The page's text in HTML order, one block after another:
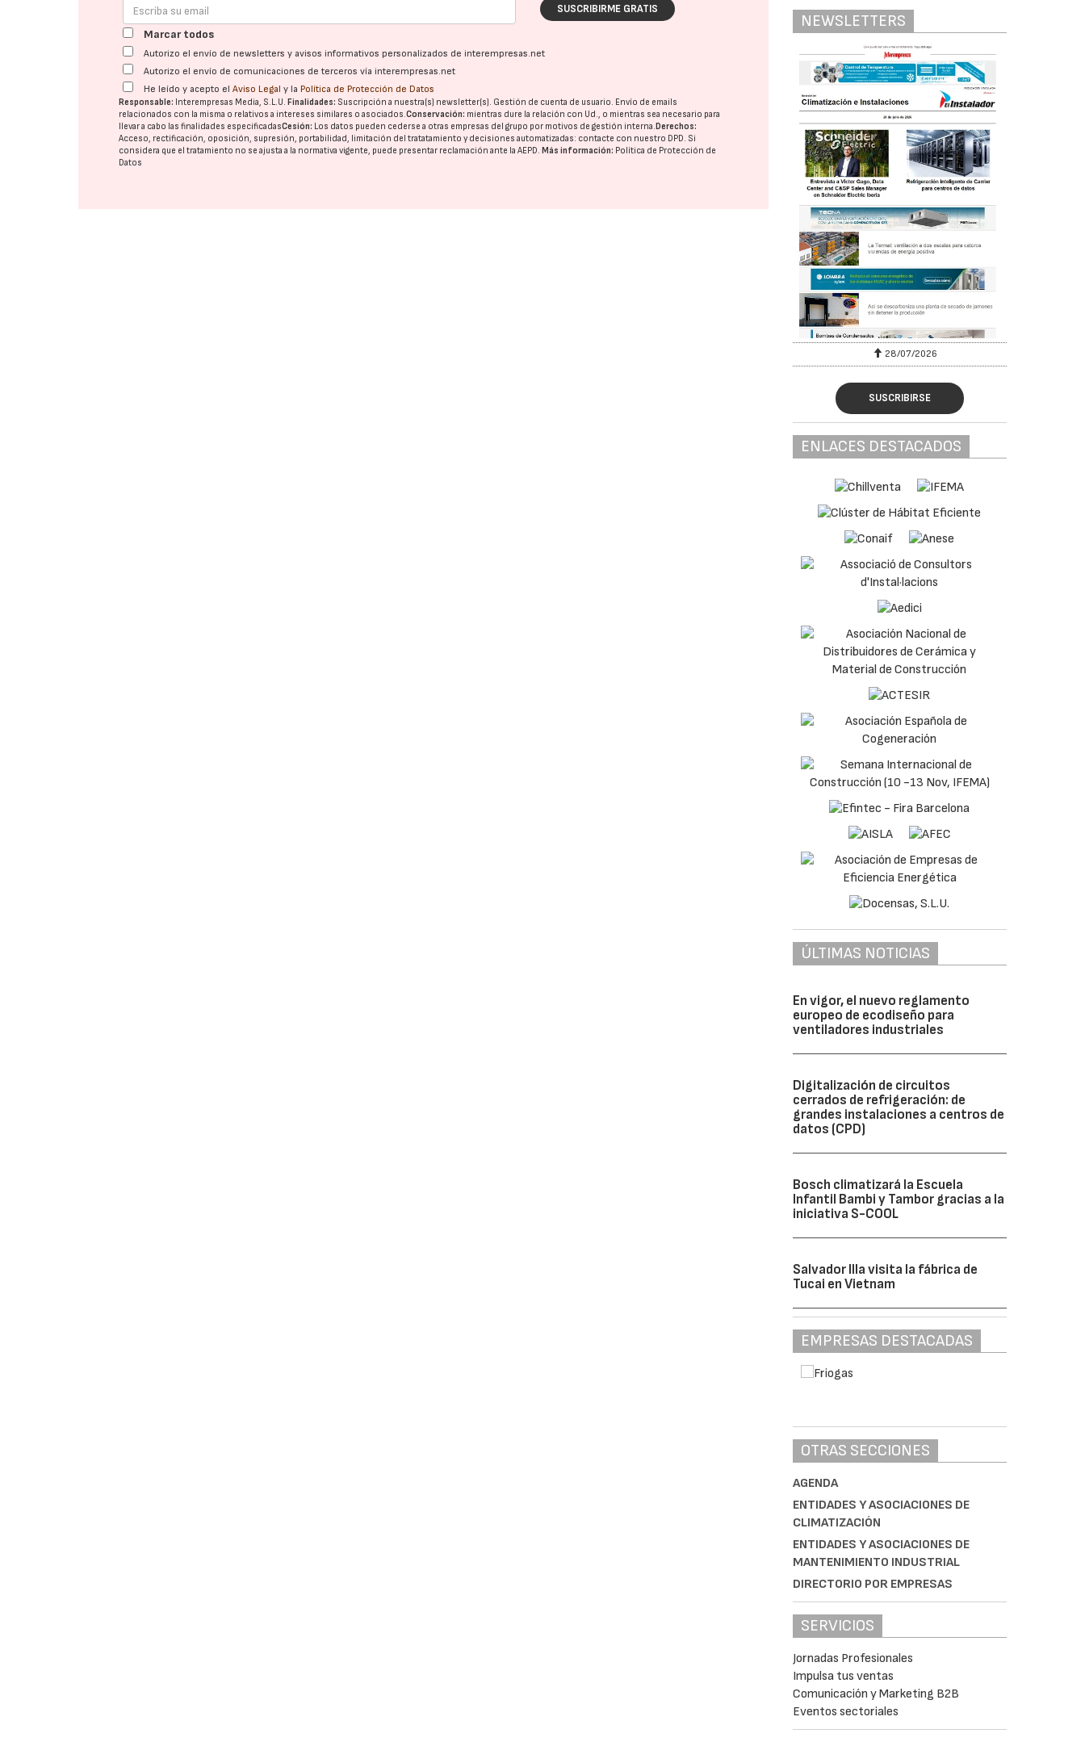
SUSCRIBIRME GRATIS
Marcar todos
Autorizo el envío de newsletters y avisos informativos personalizados de interempresas.net
Autorizo el envío de comunicaciones de terceros vía interempresas.net
He leído y acepto elAviso Legal y la Política de Protección de Datos
Responsable: Interempresas Media, S.L.U.Finalidades: Suscripción a nuestra(s) newsletter(s). Gestión de cuenta de usuario. Envío de emails
relacionados con la misma o relativos a intereses similares o asociados.Conservación: mientras dure la relación con Ud., o mientras sea necesario para
llevar a cabo las finalidades especificadasCesión: Los datos pueden cederse a otras empresas del grupo por motivos de gestión interna.Derechos:
Acceso, rectificación, oposición, supresión, portabilidad, limitación del tratatamiento y decisiones automatizadas: contacte con nuestro DPD. Si
considera que el tratamiento no se ajusta a la normativa vigente, puede presentar reclamación ante laAEPD.Más información: Política de Protección de
Datos
NEWSLETTERS
28/07/2026
SUSCRIBIRSE
ENLACES DESTACADOS
ÚLTIMAS NOTICIAS
En vigor, el nuevo reglamento
europeo de ecodiseño para
ventiladores industriales
Digitalización de circuitos
cerrados de refrigeración: de
grandes instalaciones a centros de
datos (CPD)
Bosch climatizará la Escuela
Infantil Bambi y Tambor gracias a la
iniciativa S-COOL
Salvador Illa visita la fábrica de
Tucai en Vietnam
EMPRESAS DESTACADAS
OTRAS SECCIONES
AGENDA
ENTIDADES Y ASOCIACIONES DE
CLIMATIZACIÓN
ENTIDADES Y ASOCIACIONES DE
MANTENIMIENTO INDUSTRIAL
DIRECTORIO POR EMPRESAS
SERVICIOS
Jornadas Profesionales
Impulsa tus ventas
Comunicación y Marketing B2B
Eventos sectoriales